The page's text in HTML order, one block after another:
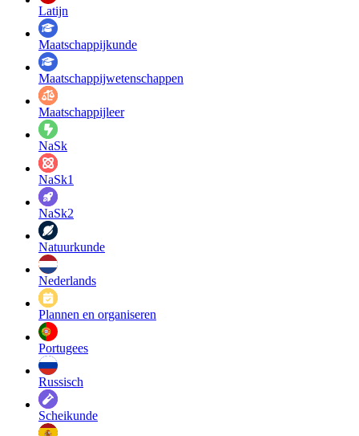
Latijn
Maatschappij­kunde
Maatschappij­wetenschappen
Maatschappijleer
NaSk
NaSk1
NaSk2
Natuurkunde
Nederlands
Plannen en organiseren
Portugees
Russisch
Scheikunde